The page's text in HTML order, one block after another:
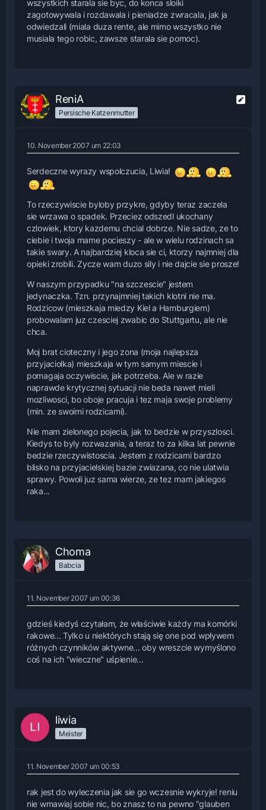
wszystkich starala sie byc, do konca sloiki
zagotowywala i rozdawala i pieniadze zwracala, jak ja
odwiedzali (miala duza rente, ale mimo wszystko nie
musiala tego robic, zawsze starala sie pomoc).
ReniA
Persische Katzenmutter
10. November 2007 um 22:03
Serdeczne wyrazy wspolczucia, Liwia!
To rzeczywiscie byloby przykre, gdyby teraz zaczela
sie wrzawa o spadek. Przeciez odszedl ukochany
czlowiek, ktory kazdemu chcial dobrze. Nie sadze, ze to
ciebie i twoja mame pocieszy - ale w wielu rodzinach sa
takie swary. A najbardziej kloca sie ci, ktorzy najmniej dla
opieki zrobili. Zycze wam duzo sily i nie dajcie sie prosze!
W naszym przypadku "na szczescie" jestem
jedynaczka. Tzn. przynajmniej takich klotni nie ma.
Rodzicow (mieszkaja miedzy Kiel a Hamburgiem)
probowalam juz czesciej zwabic do Stuttgartu, ale nie
chca.
Moj brat cioteczny i jego zona (moja najlepsza
przyjaciolka) mieszkaja w tym samym miescie i
pomagaja oczywiscie, jak potrzeba. Ale w razie
naprawde krytycznej sytuacji nie beda nawet mieli
mozliwosci, bo oboje pracuja i tez maja swoje problemy
(min. ze swoimi rodzicami).
Nie mam zielonego pojecia, jak to bedzie w przyszlosci.
Kiedys to byly rozwazania, a teraz to za kilka lat pewnie
bedzie rzeczywistoscia. Jestem z rodzicami bardzo
blisko na przyjacielskiej bazie zwiazana, co nie ulatwia
sprawy. Powoli juz sama wierze, ze tez mam jakiegos
raka...
Choma
Babcia
11. November 2007 um 00:36
gdzieś kiedyś czytałam, że właściwie każdy ma komórki
rakowe... Tylko u niektórych stają się one pod wpływem
różnych czynników aktywne... oby wreszcie wymyślono
coś na ich "wieczne" uśpienie...
liwia
Meister
11. November 2007 um 00:53
rak jest do wyleczenia jak sie go wczesnie wykryje! reniu
nie wmawiaj sobie nic, bo znasz to na pewno "glauben